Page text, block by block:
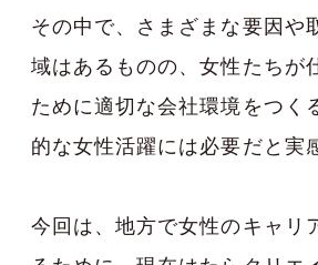
その中で、さまざまな要因や
域はあるものの、女性たちが
ために適切な会社環境をつく
的な女性活躍には必要だと実
今回は、地方で女性のキャリ